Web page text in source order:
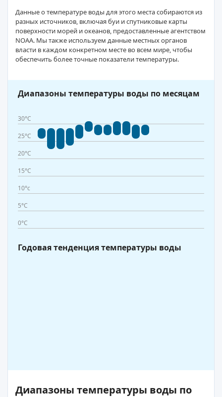
Данные о температуре воды для этого места собираются из
разных источников, включая буи и спутниковые карты
поверхности морей и океанов, предоставленные агентством
NOAA. Мы также используем данные местных органов
власти в каждом конкретном месте во всем мире, чтобы
обеспечить более точные показатели температуры.
Диапазоны температуры воды по месяцам
30°C
25°C
20°C
15°C
10°c
5°C
0°C
Годовая тенденция температуры воды
Диапазоны температуры воды по